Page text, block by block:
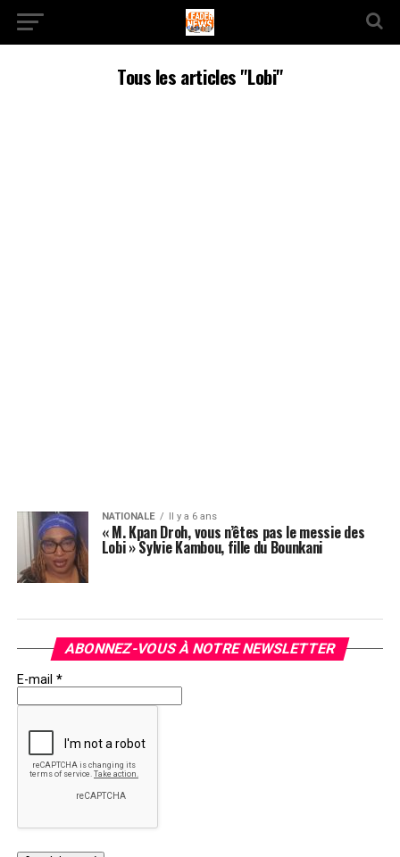
Tous les articles "Lobi"
NATIONALE Il y a 6 ans
« M. Kpan Droh, vous n’êtes pas le messie des
Lobi » Sylvie Kambou, fille du Bounkani
ABONNEZ-VOUS À NOTRE NEWSLETTER
E-mail *